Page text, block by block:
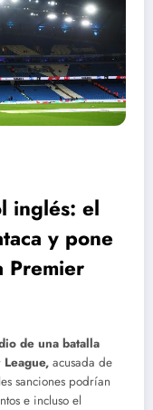
inglés: el
y pone
Premier
de una batalla
acusada de
sanciones podrían
e incluso el